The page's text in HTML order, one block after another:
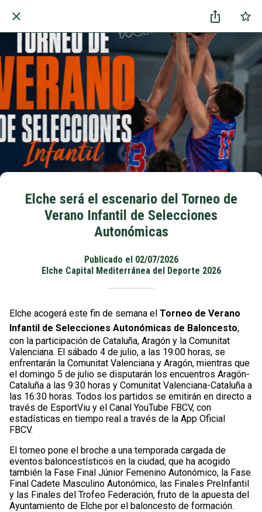
Elche será el escenario del Torneo de
Verano Infantil de Selecciones
Autonómicas
Publicado el 02/07/2026
Elche Capital Mediterránea del Deporte 2026
Elche acogerá este fin de semana el Torneo de Verano
Infantil de Selecciones Autonómicas de Baloncesto,
con la participación de Cataluña, Aragón y la Comunitat
Valenciana. El sábado 4 de julio, a las 19:00 horas, se
enfrentarán la Comunitat Valenciana y Aragón, mientras que
el domingo 5 de julio se disputarán los encuentros Aragón-
Cataluña a las 9:30 horas y Comunitat Valenciana-Cataluña a
las 16:30 horas. Todos los partidos se emitirán en directo a
través de EsportViu y el Canal YouTube FBCV, con
estadísticas en tiempo real a través de la App Oficial
FBCV.
El torneo pone el broche a una temporada cargada de
eventos baloncestísticos en la ciudad, que ha acogido
también la Fase Final Júnior Femenino Autonómico, la Fase
Final Cadete Masculino Autonómico, las Finales PreInfantil
y las Finales del Trofeo Federación, fruto de la apuesta del
Ayuntamiento de Elche por el baloncesto de formación.